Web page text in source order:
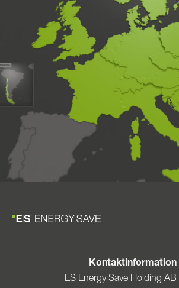
Kontaktinformation
ES Energy Save Holding AB